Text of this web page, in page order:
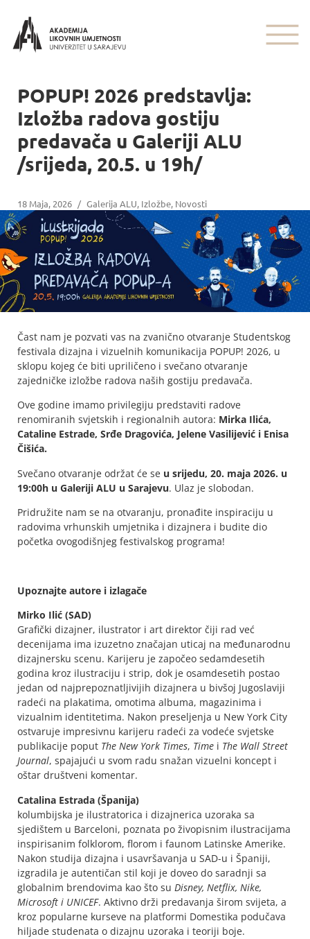
POPUP! 2026 predstavlja:
Izložba radova gostiju
predavača u Galeriji ALU
/srijeda, 20.5. u 19h/
18 Maja, 2026 / Galerija ALU, Izložbe, Novosti
Čast nam je pozvati vas na zvanično otvaranje Studentskog
festivala dizajna i vizuelnih komunikacija POPUP! 2026, u
sklopu kojeg će biti upriličeno i svečano otvaranje
zajedničke izložbe radova naših gostiju predavača.
Ove godine imamo privilegiju predstaviti radove
renomiranih svjetskih i regionalnih autora: Mirka Ilića,
Cataline Estrade, Srđe Dragovića, Jelene Vasilijević i Enisa
Čišića.
Svečano otvaranje održat će se u srijedu, 20. maja 2026. u
19:00h u Galeriji ALU u Sarajevu. Ulaz je slobodan.
Pridružite nam se na otvaranju, pronađite inspiraciju u
radovima vrhunskih umjetnika i dizajnera i budite dio
početka ovogodišnjeg festivalskog programa!
Upoznajte autore i izlagače
Mirko Ilić (SAD)
Grafički dizajner, ilustrator i art direktor čiji rad već
decenijama ima izuzetno značajan uticaj na međunarodnu
dizajnersku scenu. Karijeru je započeo sedamdesetih
godina kroz ilustraciju i strip, dok je osamdesetih postao
jedan od najprepoznatljivijih dizajnera u bivšoj Jugoslaviji
radeći na plakatima, omotima albuma, magazinima i
vizualnim identitetima. Nakon preseljenja u New York City
ostvaruje impresivnu karijeru radeći za vodeće svjetske
publikacije poput The New York Times, Time i The Wall Street
Journal, spajajući u svom radu snažan vizuelni koncept i
oštar društveni komentar.
Catalina Estrada (Španija)
kolumbijska je ilustratorica i dizajnerica uzoraka sa
sjedištem u Barceloni, poznata po živopisnim ilustracijama
inspirisanim folklorom, florom i faunom Latinske Amerike.
Nakon studija dizajna i usavršavanja u SAD-u i Španiji,
izgradila je autentičan stil koji je doveo do saradnji sa
globalnim brendovima kao što su Disney, Netflix, Nike,
Microsoft i UNICEF. Aktivno drži predavanja širom svijeta, a
kroz popularne kurseve na platformi Domestika podučava
hiljade studenata o dizajnu uzoraka i teoriji boje.